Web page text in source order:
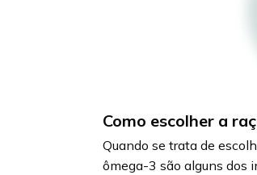
Como escolher a
Quando se trata de
ômega-3 são alguns dos